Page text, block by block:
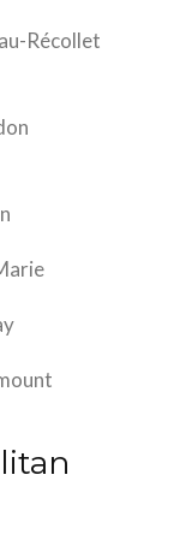
Récollet